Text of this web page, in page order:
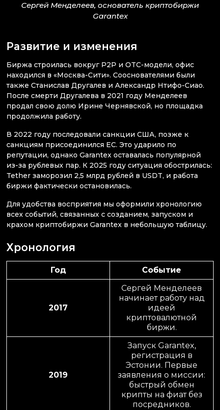
Сергей Менделеев, основатель криптобиржи
Garantex
Развитие и изменения
Биржа строилась вокруг P2P и OTC-модели, офис
находился в «Москва-Сити». Сооснователями были
также Станислав Другалев и Александр Нтифо-Сиао.
После смерти Другалева в 2021 году Менделеев
продал свою долю Ирине Чернявской, но площадка
продолжила работу.
В 2022 году последовали санкции США, позже к
санкциям присоединился ЕС. Это ударило по
репутации, однако Garantex оставалась популярной
из-за рублевых пар. К 2025 году ситуация обострилась:
Tether заморозил 2,5 млрд рублей в USDT, и работа
биржи фактически остановилась.
Для удобства восприятия мы оформили хронологию
всех событий, связанных с созданием, запуском и
крахом криптобиржи Garantex в небольшую таблицу.
Хронология
Год Событие
2017
Сергей Менделеев
начинает работу над
идеей
криптовалютной
биржи.
2019
Запуск Garantex,
регистрация в
Эстонии. Первые
заявления о миссии:
быстрый обмен
крипты на фиат без
посредников.